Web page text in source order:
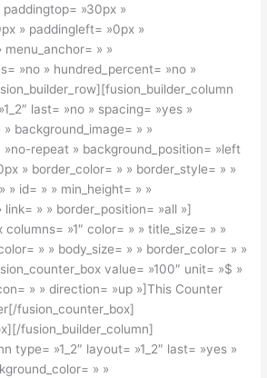
»30px »
» paddingleft= »0px »
» »
»no » hundred_percent= »no »
last= »no » spacing= »yes »
background_image= » »
repeat » background_position= »left
» border_color= » » border_style= » »
» id= » » min_height= » »
» » border_position= »all »]
»1″ color= » » title_size= » »
» » body_size= » » border_color= » »
value= »100″ unit= »$ »
» » direction= »up »]This Counter
fusion_counter_box]
fusion_builder_column]
type= »1_2″ layout= »1_2″ last= »yes »
» »